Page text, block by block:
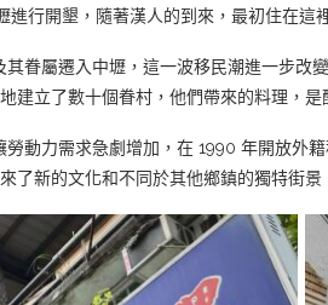
行開墾，隨著漢人的到來，最初住在這
眷屬遷入中壢，這一波移民潮進一步改
建立了數十個眷村，他們帶來的料理，是
動力需求急劇增加，在 1990 年開放外
了新的文化和不同於其他鄉鎮的獨特街景